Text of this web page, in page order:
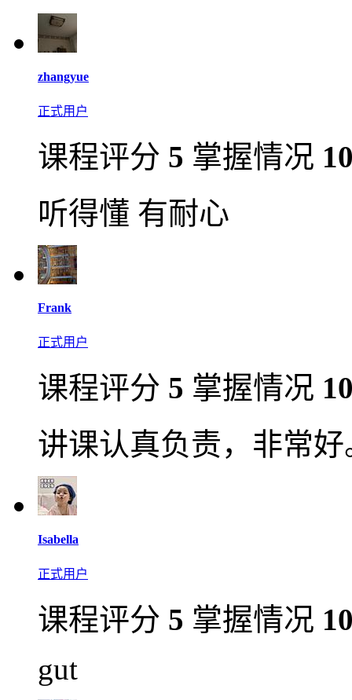
zhangyue
正式用户
课程评分 5 掌握情况
听得懂 有耐心
Frank
正式用户
课程评分 5 掌握情况
讲课认真负责，非常
Isabella
正式用户
课程评分 5 掌握情况
gut